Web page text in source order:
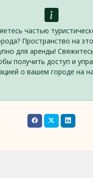
частью
Пространство на
для аренды!
получить доступ и
о вашем городе на